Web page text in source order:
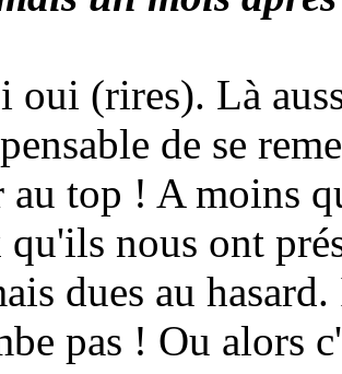
(rires). Là
de se
top ! A moins
qu'ils nous ont
dues au
pas ! Ou alors